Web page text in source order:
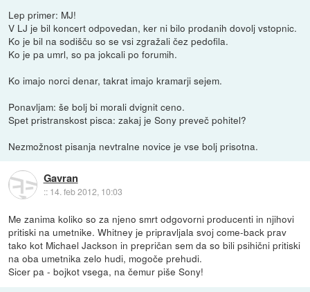
Lep primer: MJ!
V LJ je bil koncert odpovedan, ker ni bilo prodanih dovolj vstopnic.
Ko je bil na sodišču so se vsi zgražali čez pedofila.
Ko je pa umrl, so pa jokcali po forumih.
Ko imajo norci denar, takrat imajo kramarji sejem.
Ponavljam: še bolj bi morali dvignit ceno.
Spet pristranskost pisca: zakaj je Sony preveč pohitel?
Nezmožnost pisanja nevtralne novice je vse bolj prisotna.
Gavran
:: 14. feb 2012, 10:03
Me zanima koliko so za njeno smrt odgovorni producenti in njihovi
pritiski na umetnike. Whitney je pripravljala svoj come-back prav
tako kot Michael Jackson in prepričan sem da so bili psihični pritiski
na oba umetnika zelo hudi, mogoče prehudi.
Sicer pa - bojkot vsega, na čemur piše Sony!